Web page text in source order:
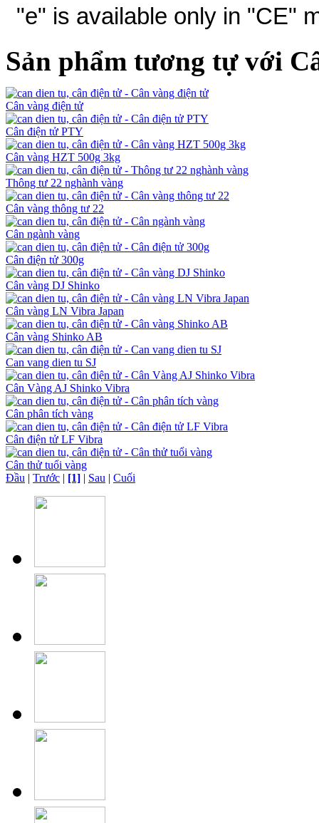
"e" is available only in "CE"
Sản phẩm tương tự với
Cân vàng điện tử
Cân điện tử PTY
Cân vàng HZT 500g 3kg
Thông tư 22 nghành vàng
Cân vàng thông tư 22
Cân ngành vàng
Cân điện tử 300g
Cân vàng DJ Shinko
Cân vàng LN Vibra Japan
Cân vàng Shinko AB
Can vang dien tu SJ
Cân Vàng AJ Shinko Vibra
Cân phân tích vàng
Cân điện tử LF Vibra
Cân thử tuổi vàng
Đầu | Trước | [1] | Sau | Cuối